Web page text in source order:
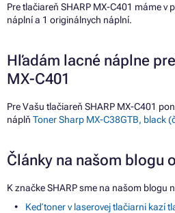
Pre tlačiareň SHARP MX-C401 máme v
náplní a 1 originálnych náplní.
Hľadám lacné náplne
MX-C401
Pre Vašu tlačiareň SHARP MX-C401
náplň Toner Sharp MX-C38GTB, black
Články na našom blogu
K značke SHARP sme na našom blogu
Keď toner v laserovej tlačiarni kazí